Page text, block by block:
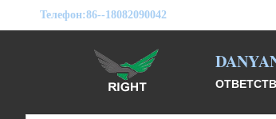
Телефон:86--18082090042